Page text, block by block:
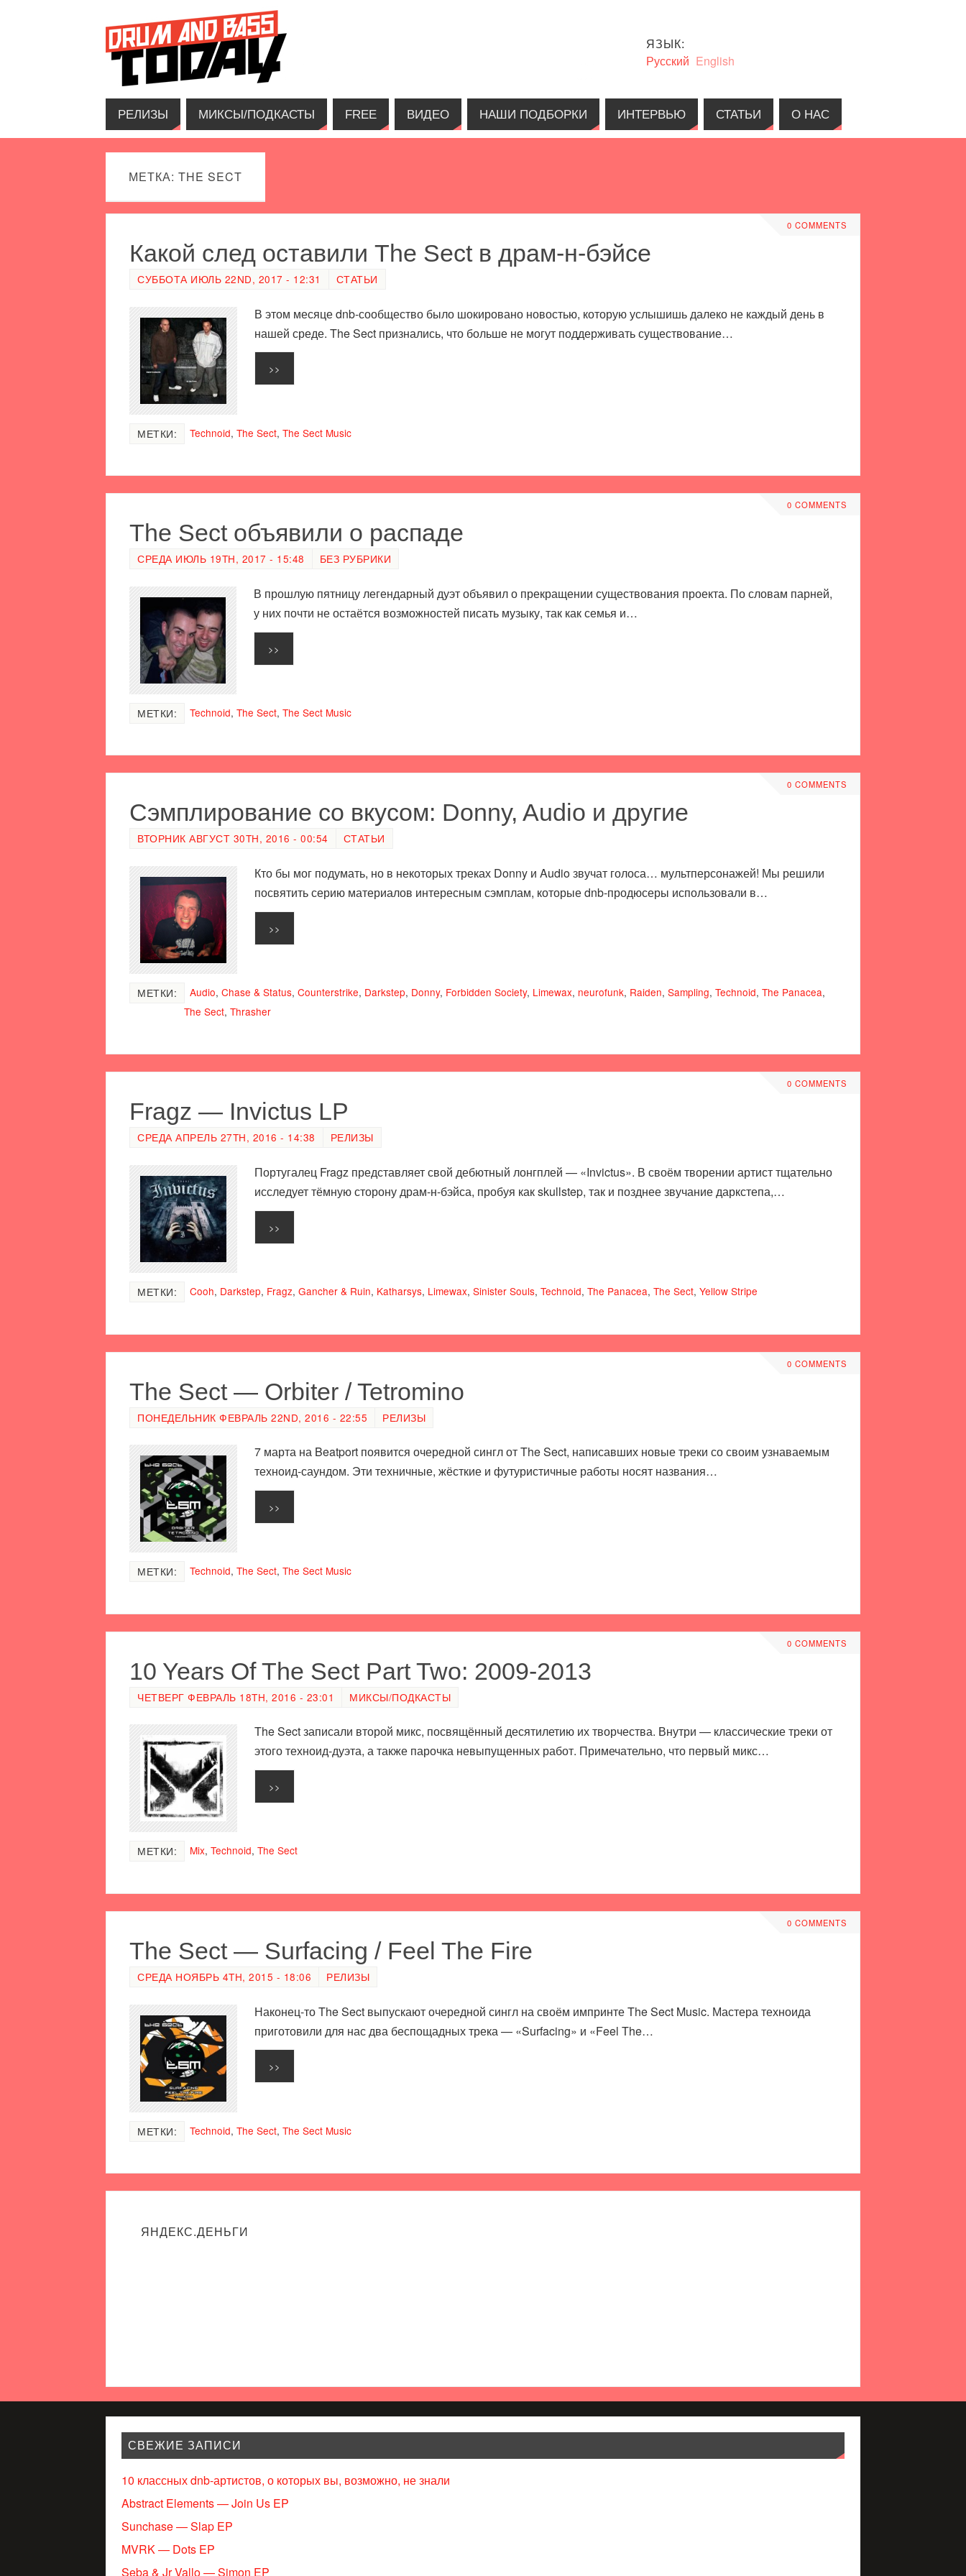
ЯЗЫК:
Русский English
РЕЛИЗЫ МИКСЫ/ПОДКАСТЫ FREE ВИДЕО НАШИ ПОДБОРКИ ИНТЕРВЬЮ СТАТЬИ О НАС
МЕТКА: THE SECT
0 COMMENTS
Какой след оставили The Sect в драм-н-бэйсе
СУББОТА ИЮЛЬ 22ND, 2017 - 12:31 СТАТЬИ
В этом месяце dnb-сообщество было шокировано новостью, которую услышишь далеко не каждый день в
нашей среде. The Sect признались, что больше не могут поддерживать существование…
>>
МЕТКИ: Technoid, The Sect, The Sect Music
0 COMMENTS
The Sect объявили о распаде
СРЕДА ИЮЛЬ 19TH, 2017 - 15:48 БЕЗ РУБРИКИ
В прошлую пятницу легендарный дуэт объявил о прекращении существования проекта. По словам парней,
у них почти не остаётся возможностей писать музыку, так как семья и…
>>
МЕТКИ: Technoid, The Sect, The Sect Music
0 COMMENTS
Сэмплирование со вкусом: Donny, Audio и другие
ВТОРНИК АВГУСТ 30TH, 2016 - 00:54 СТАТЬИ
Кто бы мог подумать, но в некоторых треках Donny и Audio звучат голоса… мультперсонажей! Мы решили
посвятить серию материалов интересным сэмплам, которые dnb-продюсеры использовали в…
>>
МЕТКИ: Audio, Chase & Status, Counterstrike, Darkstep, Donny, Forbidden Society, Limewax, neurofunk, Raiden, Sampling, Technoid, The Panacea,
The Sect, Thrasher
0 COMMENTS
Fragz — Invictus LP
СРЕДА АПРЕЛЬ 27TH, 2016 - 14:38 РЕЛИЗЫ
Португалец Fragz представляет свой дебютный лонгплей — «Invictus». В своём творении артист тщательно
исследует тёмную сторону драм-н-бэйса, пробуя как skullstep, так и позднее звучание даркстепа,…
>>
МЕТКИ: Cooh, Darkstep, Fragz, Gancher & Ruin, Katharsys, Limewax, Sinister Souls, Technoid, The Panacea, The Sect, Yellow Stripe
0 COMMENTS
The Sect — Orbiter / Tetromino
ПОНЕДЕЛЬНИК ФЕВРАЛЬ 22ND, 2016 - 22:55 РЕЛИЗЫ
7 марта на Beatport появится очередной сингл от The Sect, написавших новые треки со своим узнаваемым
техноид-саундом. Эти техничные, жёсткие и футуристичные работы носят названия…
>>
МЕТКИ: Technoid, The Sect, The Sect Music
0 COMMENTS
10 Years Of The Sect Part Two: 2009-2013
ЧЕТВЕРГ ФЕВРАЛЬ 18TH, 2016 - 23:01 МИКСЫ/ПОДКАСТЫ
The Sect записали второй микс, посвящённый десятилетию их творчества. Внутри — классические треки от
этого техноид-дуэта, а также парочка невыпущенных работ. Примечательно, что первый микс…
>>
МЕТКИ: Mix, Technoid, The Sect
0 COMMENTS
The Sect — Surfacing / Feel The Fire
СРЕДА НОЯБРЬ 4TH, 2015 - 18:06 РЕЛИЗЫ
Наконец-то The Sect выпускают очередной сингл на своём импринте The Sect Music. Мастера техноида
приготовили для нас два беспощадных трека — «Surfacing» и «Feel The…
>>
МЕТКИ: Technoid, The Sect, The Sect Music
ЯНДЕКС.ДЕНЬГИ
СВЕЖИЕ ЗАПИСИ
10 классных dnb-артистов, о которых вы, возможно, не знали
Abstract Elements — Join Us EP
Sunchase — Slap EP
MVRK — Dots EP
Seba & Jr Vallo — Simon EP